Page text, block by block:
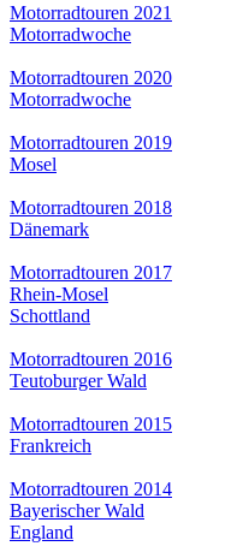
Motorradtouren 2021
Motorradwoche
Motorradtouren 2020
Motorradwoche
Motorradtouren 2019
Mosel
Motorradtouren 2018
Dänemark
Motorradtouren 2017
Rhein-Mosel
Schottland
Motorradtouren 2016
Teutoburger Wald
Motorradtouren 2015
Frankreich
Motorradtouren 2014
Bayerischer Wald
England